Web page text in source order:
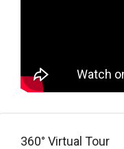
360° Virtual Tour